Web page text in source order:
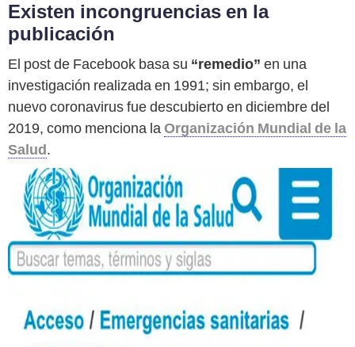
Existen incongruencias en la
publicación
El post de Facebook basa su “remedio” en una
investigación realizada en 1991; sin embargo, el
nuevo coronavirus fue descubierto en diciembre del
2019, como menciona laOrganización Mundial de la
Salud.